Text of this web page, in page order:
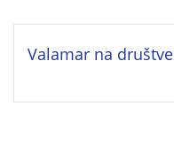
Valamar na